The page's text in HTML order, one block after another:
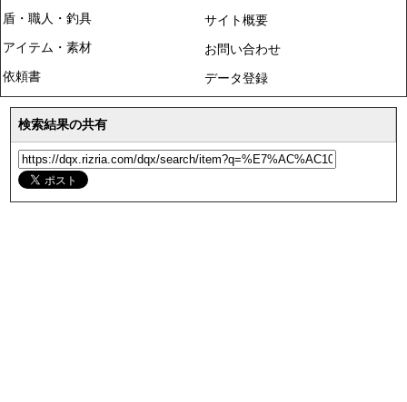
盾・職人・釣具
アイテム・素材
依頼書
サイト概要
お問い合わせ
データ登録
検索結果の共有